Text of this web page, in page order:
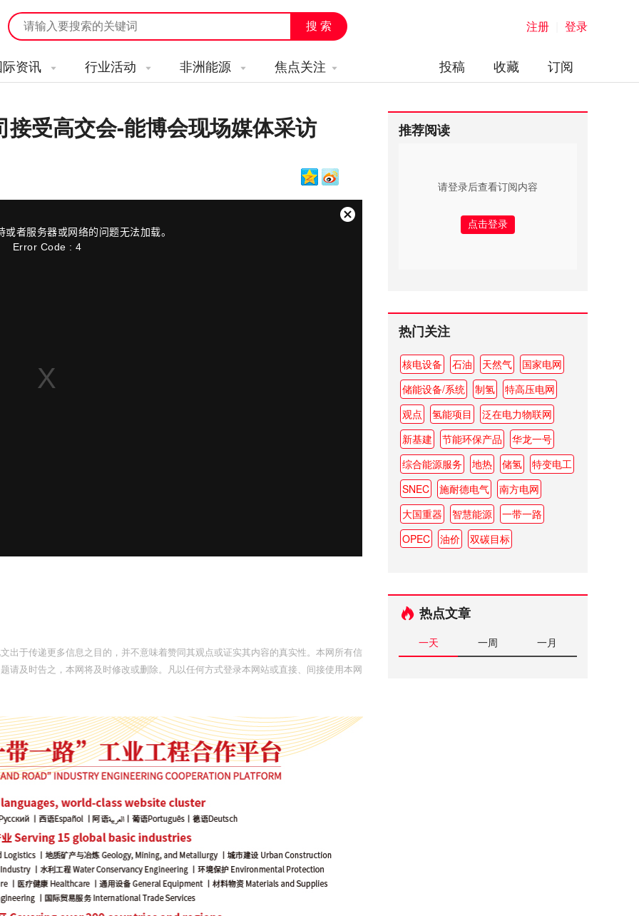
注册 登录
资讯 行业活动 非洲能源 焦点关注 订阅
收藏
投稿
受高交会-能博会现场媒体采访
或者服务器或网络的问题无法加载。
Error Code : 4
关
出于传递更多信息之目的，并不意味着赞同其观点或证实其内容的真实性。本网所有信
请及时告之，本网将及时修改或删除。凡以任何方式登录本网站或直接、间接使用本网
推荐阅读
请登录后查看订阅内容
热门关注
核电设备 石油 天然气
国家电网
储能设备/系统
制氢
特高压电网
观点
氢能项目
泛在电力物联网
新基建
节能环保产品
华龙一号
综合能源服务
地热 储氢
特变电工
SNEC
施耐德电气
南方电网
大国重器
智慧能源
一带一路
OPEC
油价 双碳目标
热点文章
一天 一周 一月